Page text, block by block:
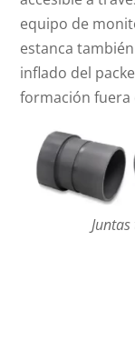
equipo de
estanca
inflado del
formación fuera